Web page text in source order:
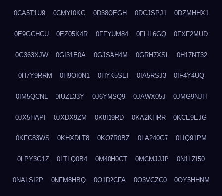
0CA5T1U9 0CMYI0KC 0D38QEGH 0DCJSPJ1 0DZMHHX1
0E9GCHCU 0EZ05K4R 0FFYUM84 0FLIL6GQ 0FXF2MUD
0G363XJW 0GI31E0A 0GJSAH4M 0GRH7XSL 0H17NT32
0H7Y9RRM 0H9OI0N1 0HYK5SEI 0IA5RSJ3 0IF4Y4UQ
0IM5QCNL 0IUZL33Y 0J6YMSQ9 0JAWX05J 0JMG9NJH
0JX5HAPI 0JXDX9ZM 0K8I19RD 0KA2KHRR 0KCE9EJG
0KFC83WS 0KHXDLT8 0KO7R0BZ 0LA240G7 0LIQ91PM
0LPY3G1Z 0LTLQ0B4 0M40H0CT 0MCMJJJP 0N1LZI50
0NALSI2P 0NFM8HBQ 0O1D2CFA 0O3VCZC0 0OY5HHNM